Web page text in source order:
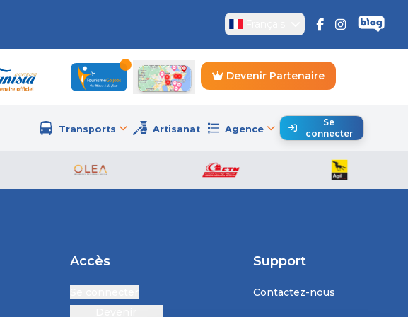
Devenir Partenaire
Transports Artisanat Agence
Se
connecter
Accès Support
Contactez-nous